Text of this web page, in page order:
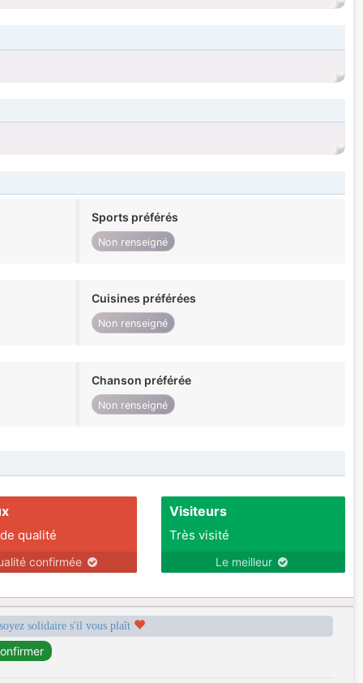
Sports préférés
Non renseigné
Cuisines préférées
Non renseigné
Chanson préférée
Non renseigné
qualité
confirmée
Visiteurs
Très visité
Le meilleur
solidaire s'il vous plaît